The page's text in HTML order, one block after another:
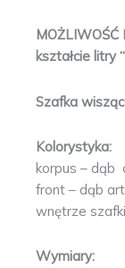
kształcie litry
Szafka
Kolorystyka:
korpus – dąb
front – dąb
wnętrze szafki
Wymiary: